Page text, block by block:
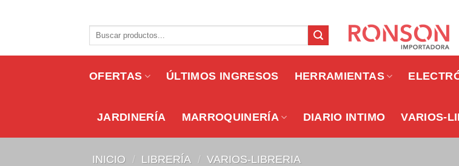
OFERTAS ÚLTIMOS INGRESOS HERRAMIENTAS
JARDINERÍA MARROQUINERÍA DIARIO INTIMO VARIOS-
INICIO / LIBRERÍA / VARIOS-LIBRERIA